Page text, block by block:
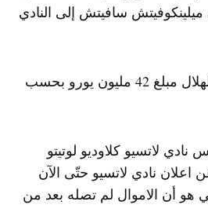
سافيتش​ إلى النادي
وكلفت الصفقة نادي الهلال مبلغ 42 مليون يورو بحسب
لاتسيو كلاوديو لوتيتو
اعلان نادي لاتسيو حتّى الآن
أن الاموال لم تصله بعد من